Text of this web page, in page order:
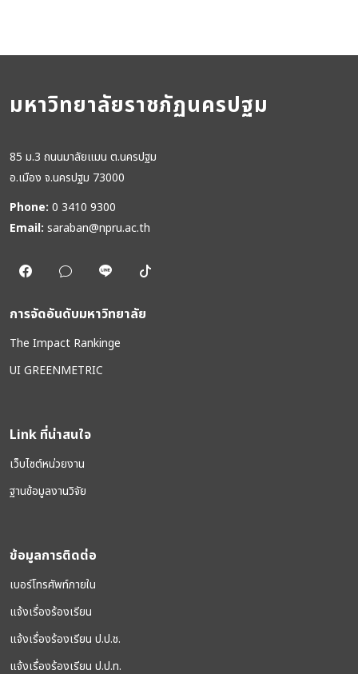
มหาวิทยาลัยราชภัฏนครปฐม
85 ม.3 ถนนมาลัยแมน ต.นครปฐม
อ.เมือง จ.นครปฐม 73000
Phone: 0 3410 9300
Email: saraban@npru.ac.th
การจัดอันดับมหาวิทยาลัย
The Impact Rankinge
UI GREENMETRIC
Link ที่น่าสนใจ
เว็บไซต์หน่วยงาน
ฐานข้อมูลงานวิจัย
ข้อมูลการติดต่อ
เบอร์โทรศัพท์ภายใน
แจ้งเรื่องร้องเรียน
แจ้งเรื่องร้องเรียน ป.ป.ช.
แจ้งเรื่องร้องเรียน ป.ป.ท.